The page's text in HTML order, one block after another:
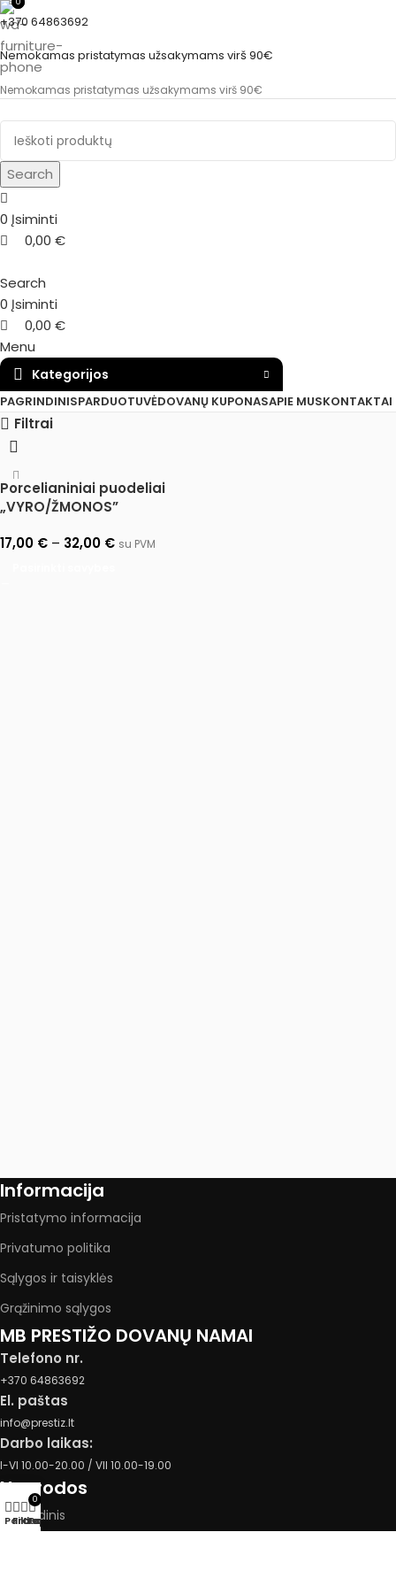
+370 64863692
Nemokamas pristatymas užsakymams virš 90€
Nemokamas pristatymas užsakymams virš 90€
Search
0 Įsiminti
0,00 €
Search
0 Įsiminti
0,00 €
Menu
Kategorijos
PAGRINDINISPARDUOTUVĖDOVANŲ KUPONASAPIE MUSKONTAKTAI
Filtrai
Porcelianiniai puodeliai
„VYRO/ŽMONOS”
17,00 € – 32,00 € su PVM
Informacija
Pristatymo informacija
Privatumo politika
Sąlygos ir taisyklės
Grąžinimo sąlygos
MB PRESTIŽO DOVANŲ NAMAI
Telefono nr.
+370 64863692
El. paštas
info@prestiz.lt
Darbo laikas:
I-VI 10.00-20.00 / VII 10.00-19.00
Nuorodos
Pagrindinis
Parduotuvė
Filtrai
0
Krepšelis
Paskyra